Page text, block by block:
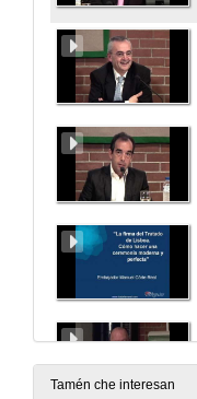
Tamén che interesan